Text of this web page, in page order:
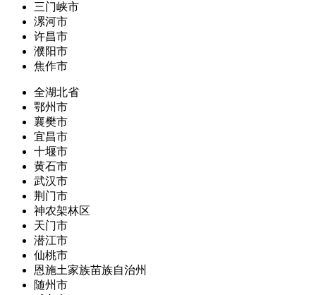
三门峡市
漯河市
许昌市
濮阳市
焦作市
全湖北省
鄂州市
襄樊市
宜昌市
十堰市
黄石市
武汉市
荆门市
神农架林区
天门市
潜江市
仙桃市
恩施土家族苗族自治州
随州市